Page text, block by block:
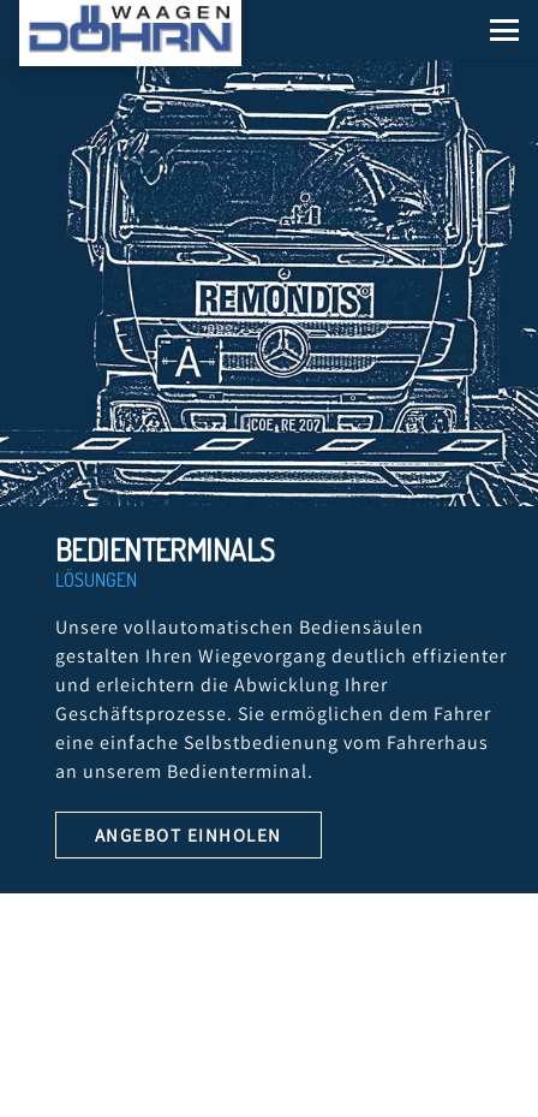
BEDIENTERMINALS
LÖSUNGEN
Unsere vollautomatischen Bediensäulen
gestalten Ihren Wiegevorgang deutlich effizienter
und erleichtern die Abwicklung Ihrer
Geschäftsprozesse. Sie ermöglichen dem Fahrer
eine einfache Selbstbedienung vom Fahrerhaus
an unserem Bedienterminal.
ANGEBOT EINHOLEN